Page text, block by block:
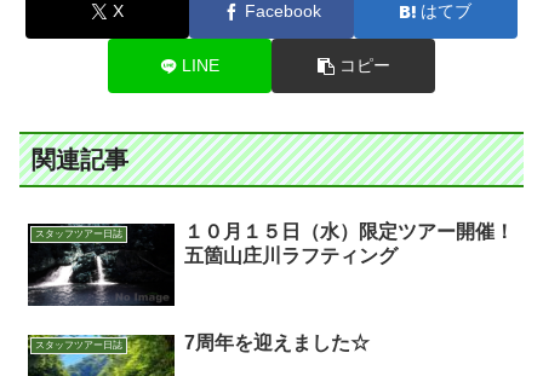
X Facebook はてブ
LINE コピー
関連記事
スタッフツアー日誌
１０月１５日（水）限定ツアー開催！
五箇山庄川ラフティング
スタッフツアー日誌 7周年を迎えました☆